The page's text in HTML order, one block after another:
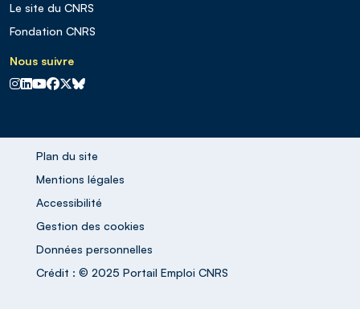
Le site du CNRS
Fondation CNRS
Nous suivre
CNRS sur Instagram
CNRS sur Linkedin
CNRS sur Youtube
CNRS sur Facebook
CNRS sur X
CNRS sur Blus sky
Plan du site
Mentions légales
Accessibilité
Gestion des cookies
Données personnelles
Crédit : © 2025 Portail Emploi CNRS